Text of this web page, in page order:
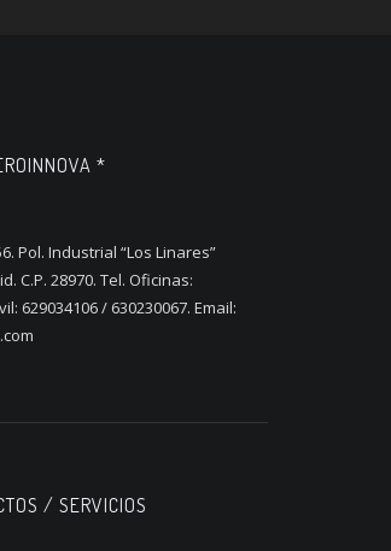
*
Pol. Industrial “Los Linares”
C.P. 28970. Tel. Oficinas:
629034106 / 630230067. Email:
/ SERVICIOS